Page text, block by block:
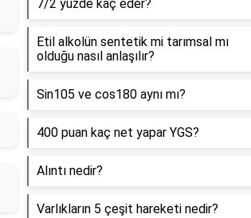
7/2 yüzde kaç eder?
Etil alkolün sentetik mi tarımsal mı
olduğu nasıl anlaşılır?
Sin105 ve cos180 aynı mı?
400 puan kaç net yapar YGS?
Alıntı nedir?
Varlıkların 5 çeşit hareketi nedir?